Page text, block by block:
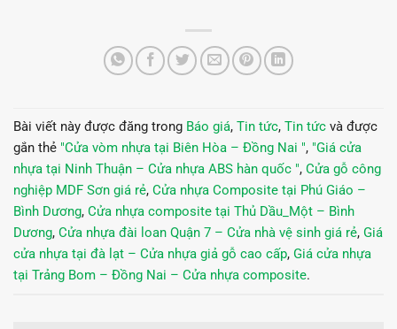
Bài viết này được đăng trong Báo giá, Tin tức, Tin tức và được
gắn thẻ "Cửa vòm nhựa tại Biên Hòa – Đồng Nai ", "Giá cửa
nhựa tại Ninh Thuận – Cửa nhựa ABS hàn quốc ", Cửa gỗ công
nghiệp MDF Sơn giá rẻ, Cửa nhựa Composite tại Phú Giáo –
Bình Dương, Cửa nhựa composite tại Thủ Dầu_Một – Bình
Dương, Cửa nhựa đài loan Quận 7 – Cửa nhà vệ sinh giá rẻ, Giá
cửa nhựa tại đà lạt – Cửa nhựa giả gỗ cao cấp, Giá cửa nhựa
tại Trảng Bom – Đồng Nai – Cửa nhựa composite.